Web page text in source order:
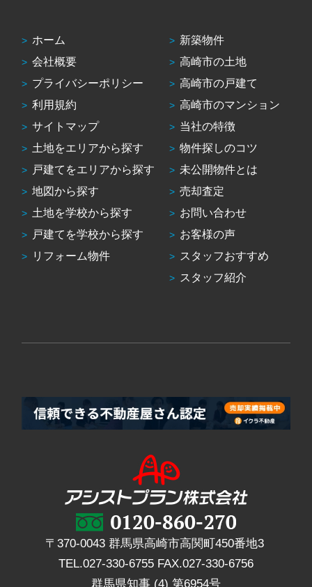
ホーム
会社概要
プライバシーポリシー
利用規約
サイトマップ
土地をエリアから探す
戸建てをエリアから探す
地図から探す
土地を学校から探す
戸建てを学校から探す
リフォーム物件
新築物件
高崎市の土地
高崎市の戸建て
高崎市のマンション
当社の特徴
物件探しのコツ
未公開物件とは
売却査定
お問い合わせ
お客様の声
スタッフおすすめ
スタッフ紹介
〒370-0043 群馬県高崎市高関町450番地3
TEL.027-330-6755 FAX.027-330-6756
群馬県知事 (4) 第6954号